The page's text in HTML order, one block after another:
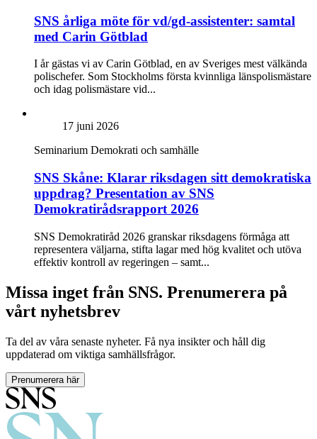
SNS årliga möte för vd/gd-assistenter: samtal
med Carin Götblad
I år gästas vi av Carin Götblad, en av Sveriges mest välkända
polischefer. Som Stockholms första kvinnliga länspolismästare
och idag polismästare vid...
17 juni 2026
Seminarium Demokrati och samhälle
SNS Skåne: Klarar riksdagen sitt demokratiska
uppdrag? Presentation av SNS
Demokratirådsrapport 2026
SNS Demokratiråd 2026 granskar riksdagens förmåga att
representera väljarna, stifta lagar med hög kvalitet och utöva
effektiv kontroll av regeringen – samt...
Missa inget från SNS. Prenumerera på
vårt nyhetsbrev
Ta del av våra senaste nyheter. Få nya insikter och håll dig
uppdaterad om viktiga samhällsfrågor.
Prenumerera här